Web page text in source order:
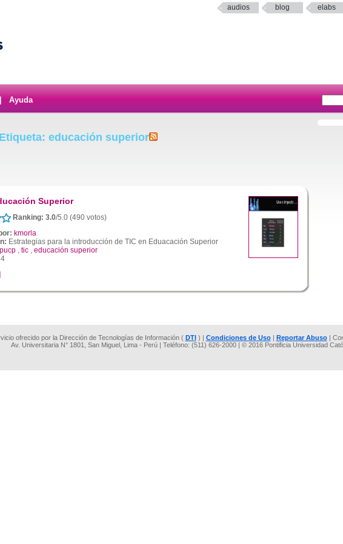
audios blog elabs
Ayuda
educación superior
Superior
Ranking: 3.0/5.0 (490 votos)
kmorla
Estrategias para la introducción de TIC en Eduacación Superior
pucp , tic , educación superior
ofrecido por la Dirección de Tecnologías de Información ( DTI) | Condiciones de Uso| Reportar Abuso|
Av. Universitaria N° 1801, San Miguel, Lima - Perú | Teléfono: (511) 626-2000 | © 2016 Pontificia Universidad